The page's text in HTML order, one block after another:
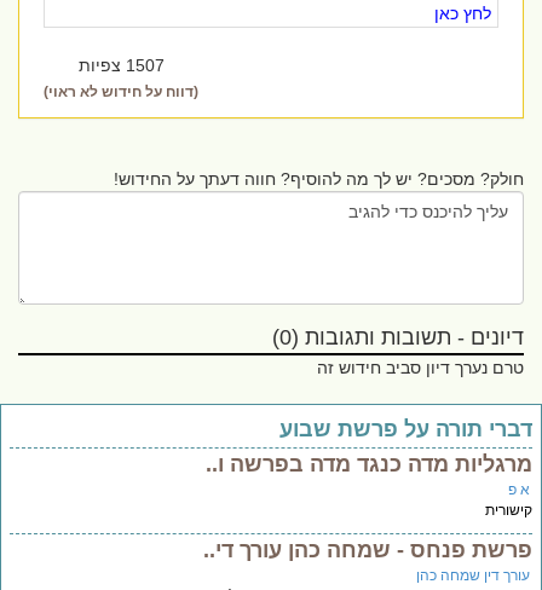
לחץ כאן
1507 צפיות
(דווח על חידוש לא ראוי)
חולק? מסכים? יש לך מה להוסיף? חווה דעתך על החידוש!
דיונים - תשובות ותגובות (0)
טרם נערך דיון סביב חידוש זה
תורה על פרשת שבוע
מדה כנגד מדה בפרשה ו..
פ
פנחס - שמחה כהן עורך די..
דין שמחה כהן